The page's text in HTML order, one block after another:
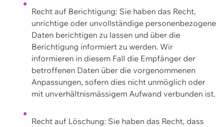
Recht auf Berichtigung: Sie haben das Recht,
unrichtige oder unvollständige personenbezogene
Daten berichtigen zu lassen und über die
Berichtigung informiert zu werden. Wir
informieren in diesem Fall die Empfänger der
betroffenen Daten über die vorgenommenen
Anpassungen, sofern dies nicht unmöglich oder
mit unverhältnismässigem Aufwand verbunden ist.
Recht auf Löschung: Sie haben das Recht, dass